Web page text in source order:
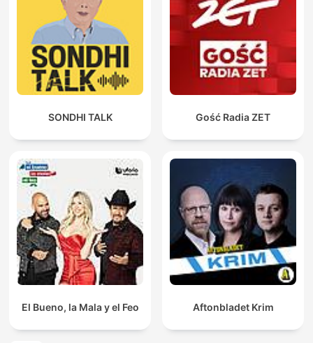
SONDHI TALK Gość Radia ZET
El Bueno, la Mala y el Feo Aftonbladet Krim